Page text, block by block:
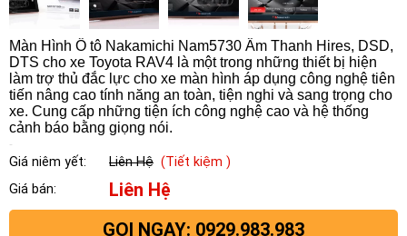
Màn Hình Ô tô Nakamichi Nam5730 Âm Thanh Hires, DSD,
DTS cho xe Toyota RAV4 là một trong những thiết bị hiện
làm trợ thủ đắc lực cho xe màn hình áp dụng công nghệ tiên
tiến nâng cao tính năng an toàn, tiện nghi và sang trọng cho
xe. Cung cấp những tiện ích công nghệ cao và hệ thống
cảnh báo bằng giọng nói.
Giá niêm yết: Liên Hệ (Tiết kiệm )
Giá bán:
Liên Hệ
GỌI NGAY: 0929.983.983